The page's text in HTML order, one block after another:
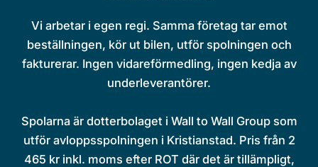
Vi arbetar i egen regi. Samma företag tar emot
beställningen, kör ut bilen, utför spolningen och
fakturerar. Ingen vidareförmedling, ingen kedja av
underleverantörer.
Spolarna är dotterbolaget i Wall to Wall Group som
utför avloppsspolningen i Kristianstad. Pris från 2
465 kr inkl. moms efter ROT där det är tillämpligt,